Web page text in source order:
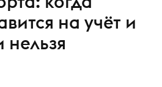
на учёт и
нельзя